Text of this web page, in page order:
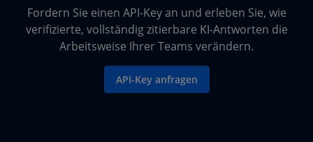
Fordern Sie einen API-Key an und erleben Sie, wie
verifizierte, vollständig zitierbare KI-Antworten die
Arbeitsweise Ihrer Teams verändern.
API-Key anfragen